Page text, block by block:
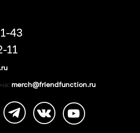
43
11
merch@friendfunction.ru